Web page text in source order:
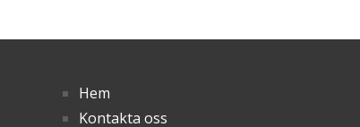
Hem
Kontakta oss